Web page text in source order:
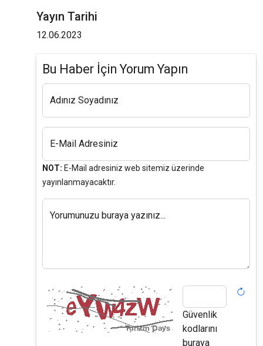
Yayın Tarihi
12.06.2023
Bu Haber İçin Yorum Yapın
Adınız Soyadınız
E-Mail Adresiniz
NOT: E-Mail adresiniz web sitemiz üzerinde
yayınlanmayacaktır.
Yorumunuzu buraya yazınız...
Güvenlik
kodlarını
buraya